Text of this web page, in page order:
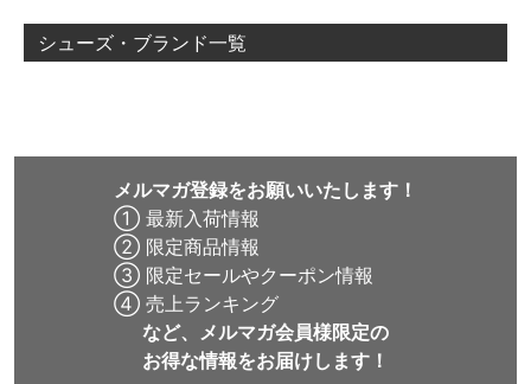
シューズ・ブランド一覧
メルマガ登録をお願いいたします！
① 最新入荷情報
② 限定商品情報
③ 限定セールやクーポン情報
④ 売上ランキング
など、メルマガ会員様限定の
お得な情報をお届けします！